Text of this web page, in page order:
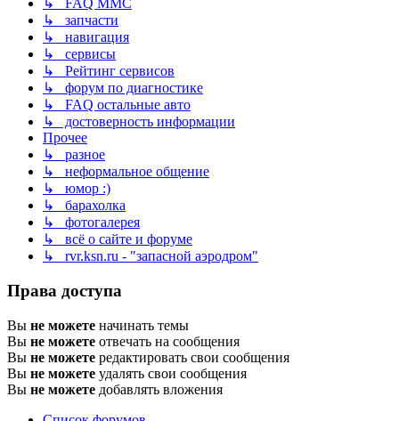
↳ FAQ MMC
↳ запчасти
↳ навигация
↳ сервисы
↳ Рейтинг сервисов
↳ форум по диагностике
↳ FAQ остальные авто
↳ достоверность информации
Прочее
↳ разное
↳ неформальное общение
↳ юмор :)
↳ барахолка
↳ фотогалерея
↳ всё о сайте и форуме
↳ rvr.ksn.ru - "запасной аэродром"
Права доступа
Вы не можете начинать темы
Вы не можете отвечать на сообщения
Вы не можете редактировать свои сообщения
Вы не можете удалять свои сообщения
Вы не можете добавлять вложения